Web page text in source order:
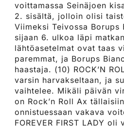
voittamassa Seinäjoen
2. sisältä, jolloin olisi
Viimeksi Teivossa Borups
sijaan 6. ulkoa läpi
lähtöasetelmat ovat taas
paremmat, ja Borups
haastaja. (10) ROCK’N
varsin harvakseltaan, ja
vaihtelee. Mikäli päivän
on Rock’n Roll Ax
onnistuessaan vakava
FOREVER FIRST LADY